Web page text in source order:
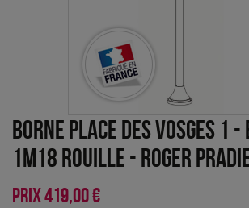
Borne Place des Vosges 1
1m18 Rouille - Roger
PRIX419,00 €